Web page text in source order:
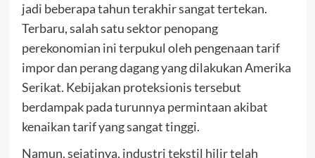
jadi beberapa tahun terakhir sangat tertekan.
Terbaru, salah satu sektor penopang
perekonomian ini terpukul oleh pengenaan tarif
impor dan perang dagang yang dilakukan Amerika
Serikat. Kebijakan proteksionis tersebut
berdampak pada turunnya permintaan akibat
kenaikan tarif yang sangat tinggi.
Namun, sejatinya, industri tekstil hilir telah